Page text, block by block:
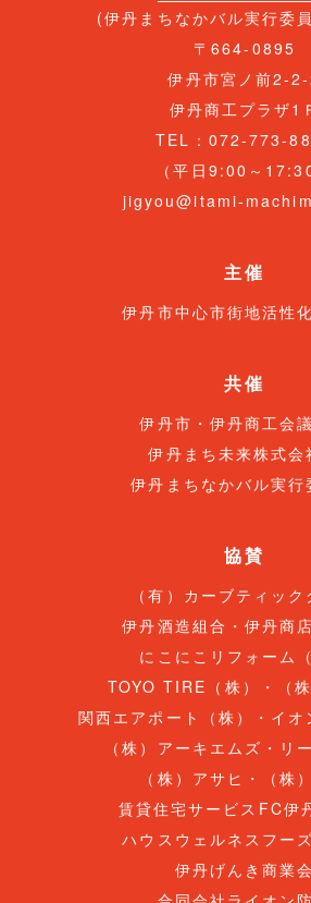
(伊丹まちなかバル実行委
〒664-0895
伊丹市宮ノ前2-
伊丹商工プラザ1
TEL：072-773-
（平日9:00～17:30
jigyou@itami-
主催
伊丹市中心市街地活性
共催
伊丹市・伊丹商工会
伊丹まち未来株式会
伊丹まちなかバル実行
協賛
（有）カーブティッ
伊丹酒造組合・伊丹商
にこにこリフォーム（
TOYO TIRE（株）・（
関西エアポート（株）・イオ
（株）アーキエムズ・リ
（株）アサヒ・（株
賃貸住宅サービスFC伊
ハウスウェルネスフーズ
伊丹げんき商業会